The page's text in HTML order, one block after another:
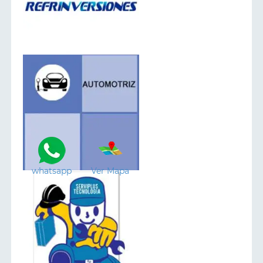
whatsapp Ver Mapa